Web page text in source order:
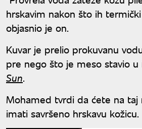
hrskavim nakon što ih
objasnio je on.
Kuvar je prelio prokuvanu
pre nego što je meso stavio u
Sun.
Mohamed tvrdi da ćete na taj
imati savršeno hrskavu kožicu.